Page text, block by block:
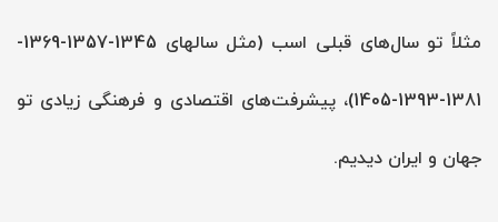
مثلاً تو سال‌های قبلی اسب (مثل سالهای 1345-1357-1369-
1381-1393-1405)، پیشرفت‌های اقتصادی و فرهنگی زیادی تو
جهان و ایران دیدیم.